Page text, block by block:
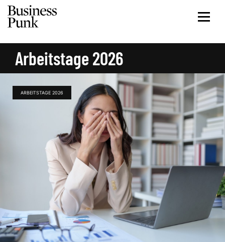
Arbeitstage 2026
ARBEITSTAGE 2026